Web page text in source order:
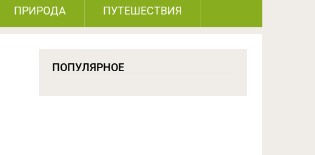
ПРИРОДА ПУТЕШЕСТВИЯ
ПОПУЛЯРНОЕ